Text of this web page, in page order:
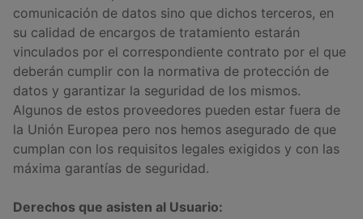
comunicación de datos sino que dichos terceros, en
su calidad de encargos de tratamiento estarán
vinculados por el correspondiente contrato por el que
deberán cumplir con la normativa de protección de
datos y garantizar la seguridad de los mismos.
Algunos de estos proveedores pueden estar fuera de
la Unión Europea pero nos hemos asegurado de que
cumplan con los requisitos legales exigidos y con las
máxima garantías de seguridad.
Derechos que asisten al Usuario: